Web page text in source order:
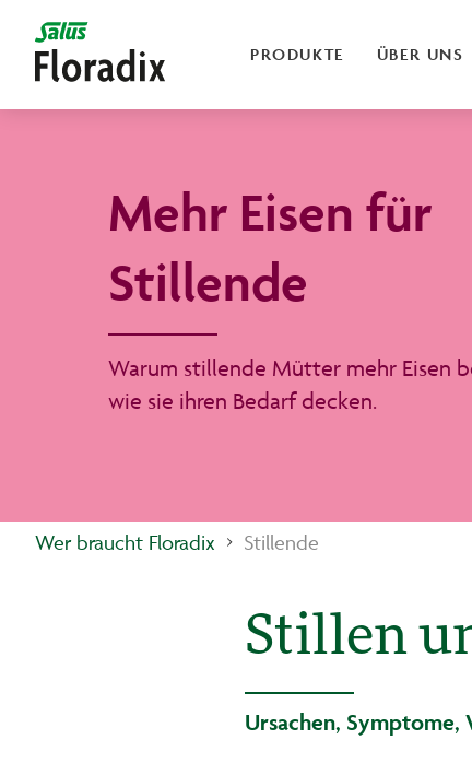
PRODUKTE ÜBER UNS
Mehr Eisen für
Stillende
Warum stillende Mütter mehr Eisen
wie sie ihren Bedarf decken.
Wer braucht Floradix Stillende
Stillen
Ursachen, Symptome,